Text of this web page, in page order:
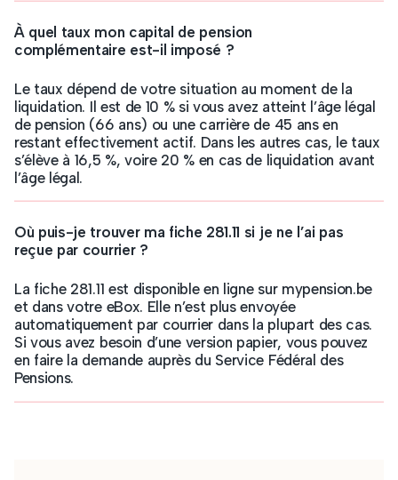
À quel taux mon capital de pension
complémentaire est-il imposé ?
Le taux dépend de votre situation au moment de la
liquidation. Il est de 10 % si vous avez atteint l’âge légal
de pension (66 ans) ou une carrière de 45 ans en
restant effectivement actif. Dans les autres cas, le taux
s’élève à 16,5 %, voire 20 % en cas de liquidation avant
l’âge légal.
Où puis-je trouver ma fiche 281.11 si je ne l’ai pas
reçue par courrier ?
La fiche 281.11 est disponible en ligne sur mypension.be
et dans votre eBox. Elle n’est plus envoyée
automatiquement par courrier dans la plupart des cas.
Si vous avez besoin d’une version papier, vous pouvez
en faire la demande auprès du Service Fédéral des
Pensions.